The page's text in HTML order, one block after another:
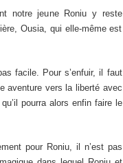
notre jeune Roniu y reste
Ousia, qui elle-même est
facile. Pour s’enfuir, il faut
aventure vers la liberté avec
pourra alors enfin faire le
pour Roniu, il n’est pas